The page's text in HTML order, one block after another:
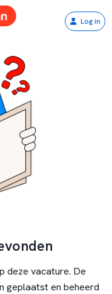
Log in
deze vacature. De
geplaatst en beheerd